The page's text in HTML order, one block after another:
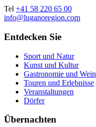
Tel +41 58 220 65 00
info@luganoregion.com
Entdecken Sie
Sport und Natur
Kunst und Kultur
Gastronomie und Wein
Touren und Erlebnisse
Veranstaltungen
Dörfer
Übernachten